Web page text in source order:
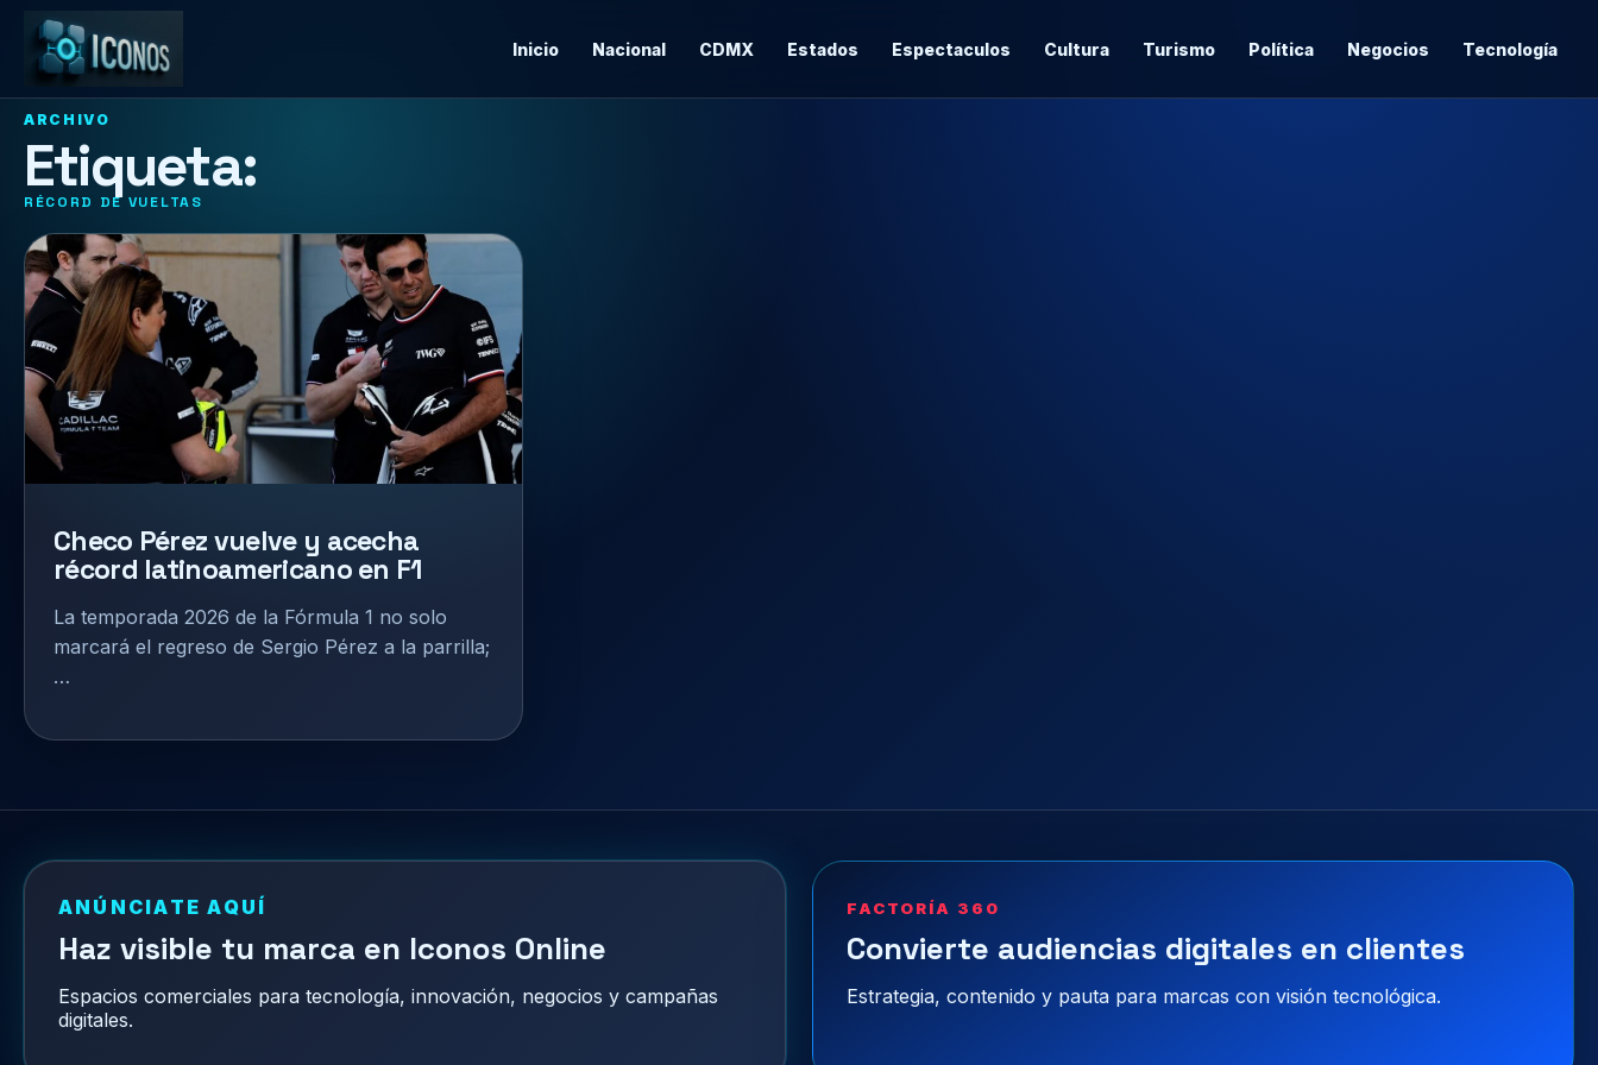
Inicio Nacional CDMX Estados Espectaculos Cultura Turismo Política Negocios Tecnología
ARCHIVO
Etiqueta:
RÉCORD DE VUELTAS
Checo Pérez vuelve y acecha
récord latinoamericano en F1
La temporada 2026 de la Fórmula 1 no solo
marcará el regreso de Sergio Pérez a la parrilla;
…
ANÚNCIATE AQUÍ
Haz visible tu marca en Iconos Online
Espacios comerciales para tecnología, innovación, negocios y campañas
digitales.
FACTORÍA 360
Convierte audiencias digitales en clientes
Estrategia, contenido y pauta para marcas con visión tecnológica.